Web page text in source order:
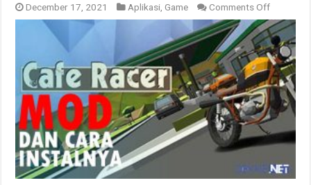
December 17, 2021 Aplikasi ,Game Comments Offon
Cafe
Racer
Mod
Apk
Game
Balapan
di
Android
Terbaik